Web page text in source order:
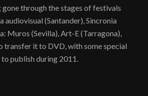
through the stages of festivals
audiovisual (Santander), Sincronia
Muros (Sevilla), Art-E (Tarragona),
transfer it to DVD, with some special
to publish during 2011.